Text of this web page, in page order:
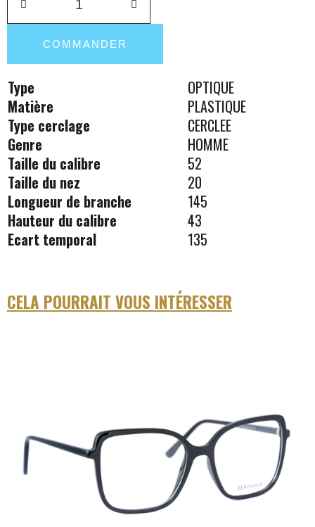
COMMANDER
Type
OPTIQUE
Matière
PLASTIQUE
Type cerclage
CERCLEE
Genre
HOMME
Taille du calibre
52
Taille du nez
20
Longueur de branche
145
Hauteur du calibre
43
Ecart temporal
135
CELA POURRAIT VOUS INTÉRESSER